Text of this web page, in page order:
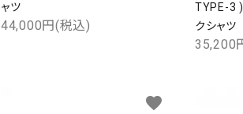
ャツ
44,000円(税込)
TYPE-3
クシャツ
35,200
favorite